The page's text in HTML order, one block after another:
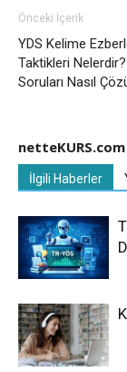
Önceki İçerik
YDS Kelime
Taktikleri
Soruları Nasıl
netteKURS.com
İlgili Haberler